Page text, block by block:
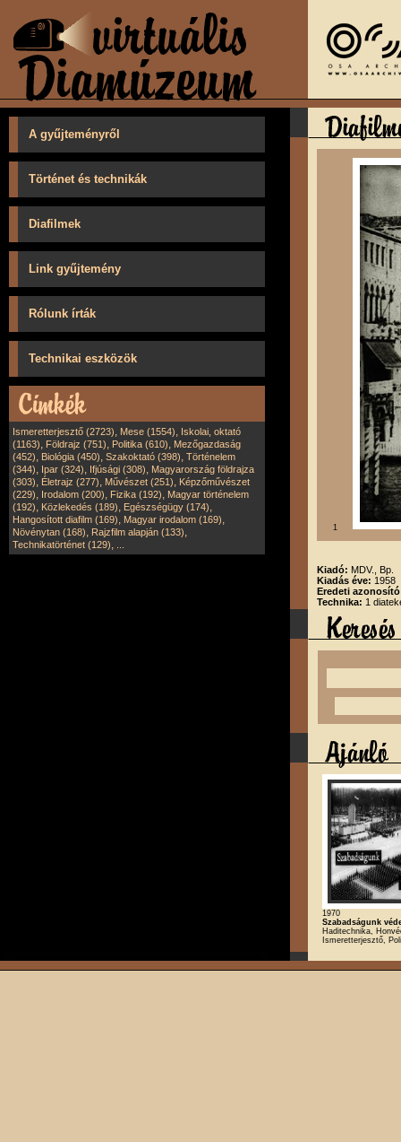
A gyűjteményről
Történet és technikák
Diafilmek
Link gyűjtemény
Rólunk írták
Technikai eszközök
Ismeretterjesztő (2723), Mese (1554), Iskolai, oktató
(1163), Földrajz (751), Politika (610), Mezőgazdaság
(452), Biológia (450), Szakoktató (398), Történelem
(344), Ipar (324), Ifjúsági (308), Magyarország földrajza
(303), Életrajz (277), Művészet (251), Képzőművészet
(229), Irodalom (200), Fizika (192), Magyar történelem
(192), Közlekedés (189), Egészségügy (174),
Hangosított diafilm (169), Magyar irodalom (169),
Növénytan (168), Rajzfilm alapján (133),
Technikatörténet (129),
1
Kiadó: MDV., Bp.
Kiadás éve: 1958
Eredeti
Technika: 1
1970
Szabadságunk
Haditechnika,
Ismeretterjesztő,